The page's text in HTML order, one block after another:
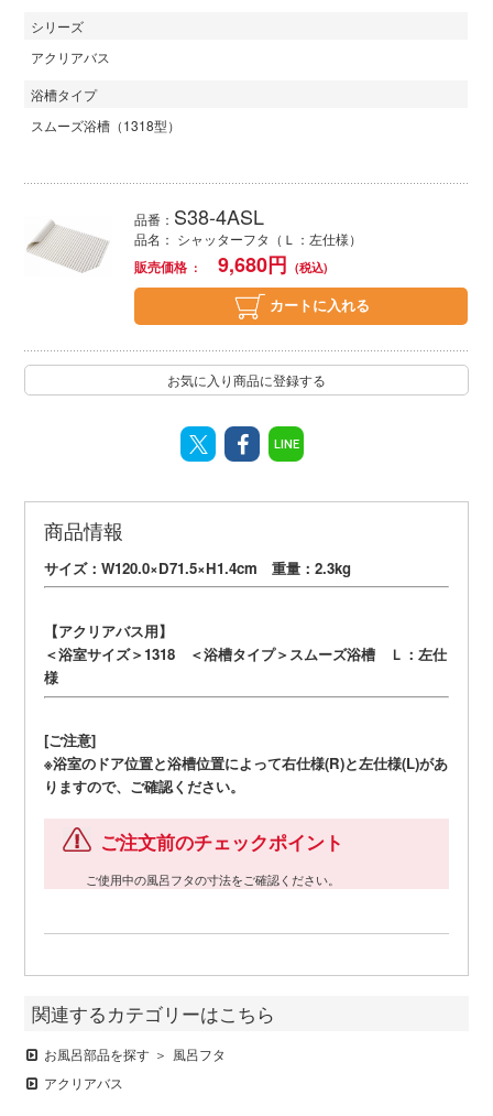
シリーズ
アクリアバス
浴槽タイプ
スムーズ浴槽（1318型）
品番： S38-4ASL
品名： シャッターフタ（Ｌ：左仕様）
販売価格
9,680円
カートに入れる
お気に入り商品に登録する
LINE
商品情報
サイズ：W120.0×D71.5×H1.4cm 重量：2.3kg
【アクリアバス用】
＜浴室サイズ＞1318 ＜浴槽タイプ＞スムーズ浴槽 Ｌ：左仕
様
[ご注意]
※浴室のドア位置と浴槽位置によって右仕様(R)と左仕様(L)があ
りますので、ご確認ください。
ご注文前のチェックポイント
ご使用中の風呂フタの寸法をご確認ください。
関連するカテゴリーはこちら
お風呂部品を探す
風呂フタ
アクリアバス